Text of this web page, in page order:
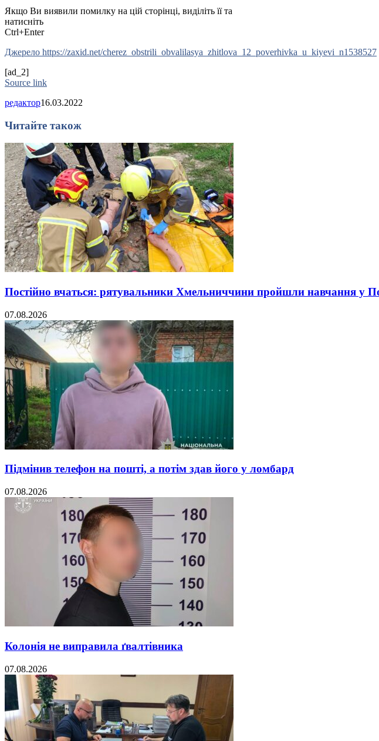
Якщо Ви виявили помилку на цій сторінці, виділіть її та
натисніть
Ctrl+Enter
Джерело https://zaxid.net/cherez_obstrili_obvalilasya_zhitlova_12_poverhivka_u_kiyevi_n1538527
[ad_2]
Source link
редактор16.03.2022
Читайте також
Постійно вчаться: рятувальники Хмельниччини пройшли навчання у
07.08.2026
Підмінив телефон на пошті, а потім здав його у ломбард
07.08.2026
Колонія не виправила ґвалтівника
07.08.2026